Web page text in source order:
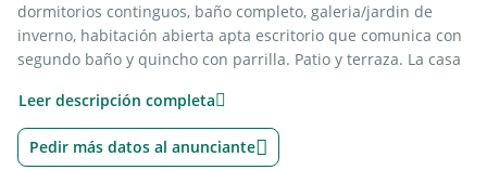
dormitorios continguos, baño completo, galeria/jardin de
inverno, habitación abierta apta escritorio que comunica con
segundo baño y quincho con parrilla. Patio y terraza. La casa
de transformar fondo de la casa en depto. Consulte. *Las
medidas y superficies son aproximadas.
Leer descripción completa
Pedir más datos al anunciante